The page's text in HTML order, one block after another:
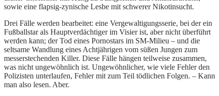
sowie eine flapsig-zynische Lesbe mit schwerer Nikotinsucht.
Drei Fälle werden bearbeitet: eine Vergewaltigungsserie, bei der ein
Fußballstar als Hauptverdächtiger im Visier ist, aber nicht überführt
werden kann; der Tod eines Pornostars im SM-Milieu – und die
seltsame Wandlung eines Achtjährigen vom süßen Jungen zum
messerstechenden Killer. Diese Fälle hängen teilweise zusammen,
was nicht ungewöhnlich ist. Ungewöhnlicher, wie viele Fehler den
Polizisten unterlaufen, Fehler mit zum Teil tödlichen Folgen. – Kann
man also lesen. Aber.